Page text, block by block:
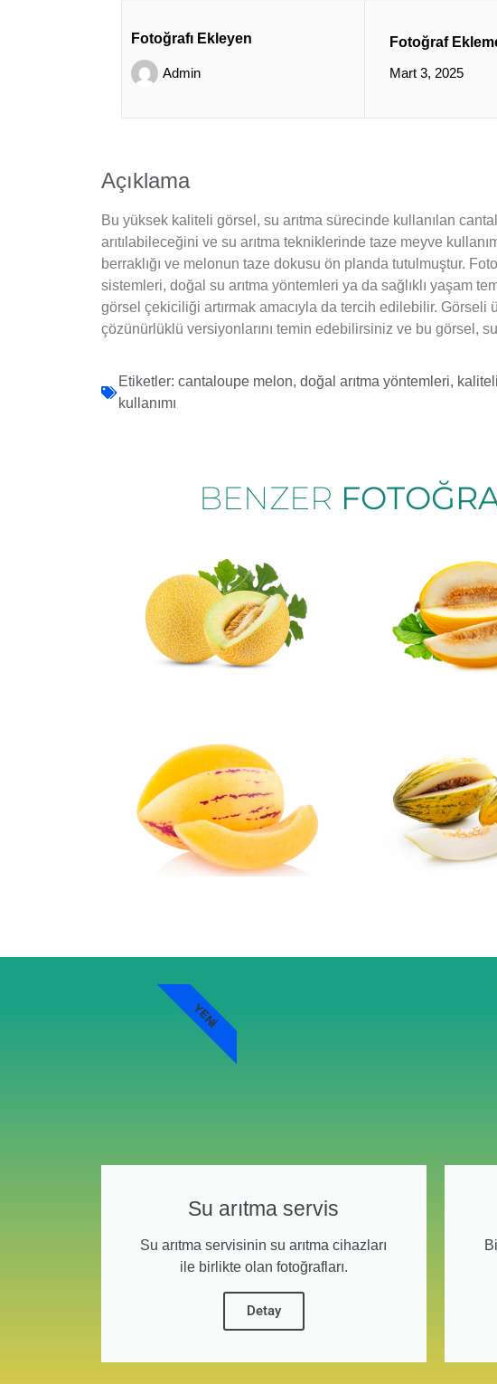
Fotoğrafı Ekleyen
Admin
Fotoğraf
Mart 3, 2025
Açıklama
Bu yüksek kaliteli görsel, su arıtma sürecinde kullanılan
arıtılabileceğini ve su arıtma tekniklerinde taze meyve
berraklığı ve melonun taze dokusu ön planda tutulmuştur.
sistemleri, doğal su arıtma yöntemleri ya da sağlıklı yaşam
görsel çekiciliği artırmak amacıyla da tercih edilebilir.
çözünürlüklü versiyonlarını temin edebilirsiniz ve bu görsel,
Etiketler: cantaloupe melon, doğal arıtma yöntemleri,
kullanımı
BENZER
Su arıtma servis
Su arıtma servisinin su arıtma cihazları
ile birlikte olan fotoğrafları.
Detay
YENI